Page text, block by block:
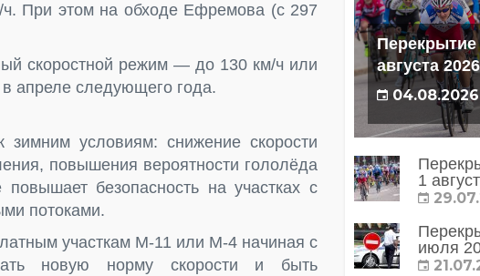
ч. При этом на обходе Ефремова (с 297
скоростной режим — до 130 км/ч или
в апреле следующего года.
условиям: снижение скорости
повышения вероятности гололёда
безопасность на участках с
потоками.
участкам М-11 или М-4 начиная с
новую норму скорости и быть
августа
04.08.2026
1
июля